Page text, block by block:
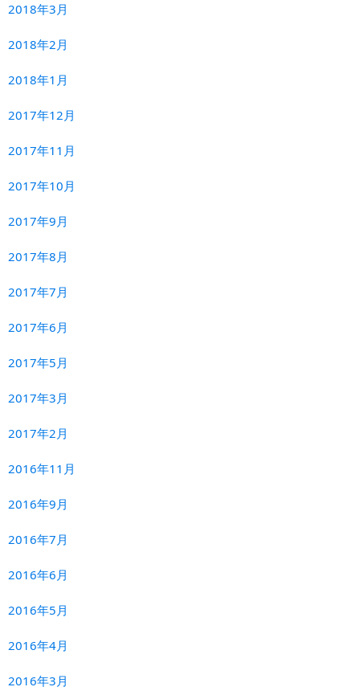
2018年3月
2018年2月
2018年1月
2017年12月
2017年11月
2017年10月
2017年9月
2017年8月
2017年7月
2017年6月
2017年5月
2017年3月
2017年2月
2016年11月
2016年9月
2016年7月
2016年6月
2016年5月
2016年4月
2016年3月